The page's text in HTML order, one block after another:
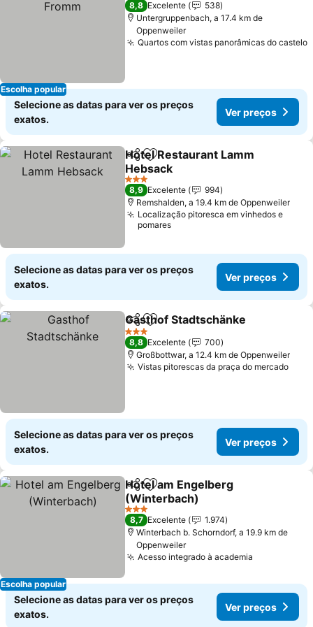
Escolha popular
8,8 Excelente
538
Untergruppenbach, a 17.4 km de
Oppenweiler
Quartos com vistas panorâmicas do castelo
Selecione as datas para ver os preços
exatos.
Ver preços
PartilharAdicionar aos favoritos
Hotel Restaurant Lamm
Hebsack
Ver preços
3 Estrelas
8,9 Excelente
994
Remshalden, a 19.4 km de Oppenweiler
Localização pitoresca em vinhedos e
pomares
Selecione as datas para ver os preços
exatos.
Ver preços
PartilharAdicionar aos favoritos
Gasthof Stadtschänke
3 Estrelas
8,8 Excelente
700
Großbottwar, a 12.4 km de Oppenweiler
Vistas pitorescas da praça do mercadoVer
Selecione as datas para ver os preços
exatos.
Ver preços
Escolha popular
PartilharAdicionar aos favoritos
Hotel am Engelberg
(Winterbach)
Ver preços
3 Estrelas
8,7 Excelente
1.974
Winterbach b. Schorndorf, a 19.9 km de
Oppenweiler
Acesso integrado à academia
Selecione as datas para ver os preços
exatos.
Ver preços